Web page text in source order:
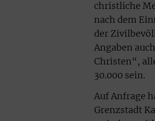
christliche
nach dem
der
Angaben
Christen“,
30.000 sein.
Auf Anfrage
Grenzstadt